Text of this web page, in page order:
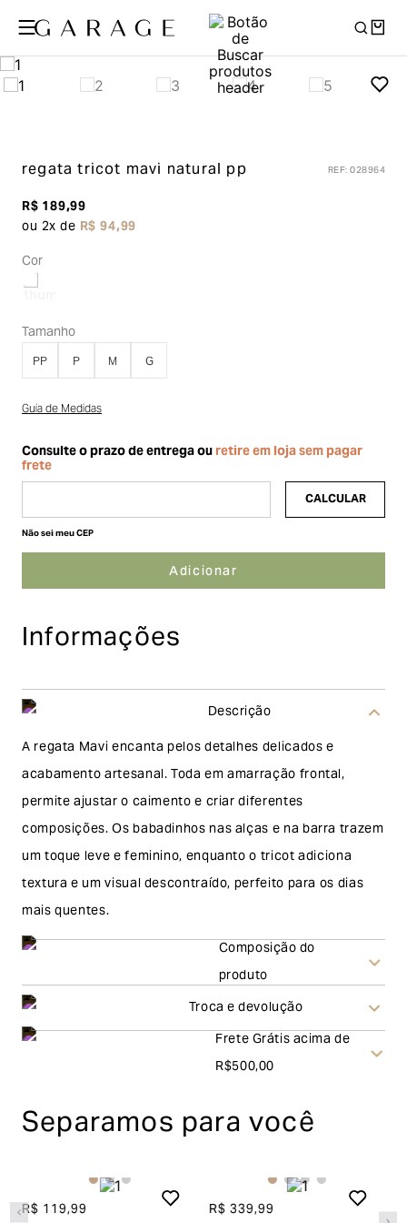
regata tricot mavi natural pp REF:028964
R$189,99
ou 2x de R$94,99
Cor
Tamanho
PP P M G
Guia de Medidas
Não sei meu CEP
Informações
Descrição
A regata Mavi encanta pelos detalhes delicados e
acabamento artesanal. Toda em amarração frontal,
permite ajustar o caimento e criar diferentes
composições. Os babadinhos nas alças e na barra trazem
um toque leve e feminino, enquanto o tricot adiciona
textura e um visual descontraído, perfeito para os dias
mais quentes.
Composição do
produto
Troca e devolução
dias corridos, a contar do recebimento do produto. Ao
envio do produto e conferência interna por parte da
Garage, você receberá um vale no valor
Frete Grátis acima de
R$500,00
Separamos para você
blusa lili camisa luiza ii manga longa